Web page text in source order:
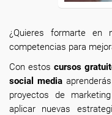
¿Quieres formarte en
competencias para
Con estos cursos
social media
proyectos de
aplicar nuevas